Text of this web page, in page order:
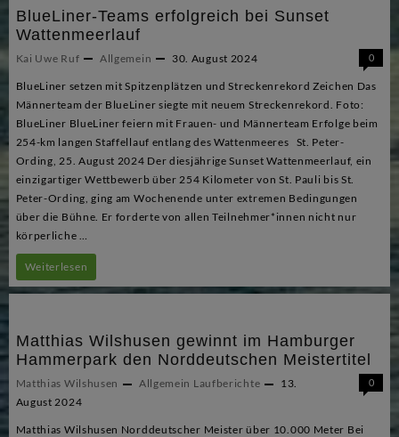
Burger
DM
in
Köln
BlueLiner-Teams erfolgreich bei Sunset
Wattenmeerlauf
Kai Uwe Ruf Allgemein 30. August 2024 0
BlueLiner setzen mit Spitzenplätzen und Streckenrekord Zeichen Das
Männerteam der BlueLiner siegte mit neuem Streckenrekord. Foto:
BlueLiner BlueLiner feiern mit Frauen- und Männerteam Erfolge beim
254-km langen Staffellauf entlang des Wattenmeeres St. Peter-
Ording, 25. August 2024 Der diesjährige Sunset Wattenmeerlauf, ein
einzigartiger Wettbewerb über 254 Kilometer von St. Pauli bis St.
Peter-Ording, ging am Wochenende unter extremen Bedingungen
über die Bühne. Er forderte von allen Teilnehmer*innen nicht nur
körperliche …
BlueLiner-
Teams
bei
Wattenmeerlauf
Weiterlesen
Matthias Wilshusen gewinnt im Hamburger
Hammerpark den Norddeutschen Meistertitel
Matthias Wilshusen Allgemein Laufberichte
13.
August 2024
0
Matthias Wilshusen Norddeutscher Meister über 10.000 Meter Bei